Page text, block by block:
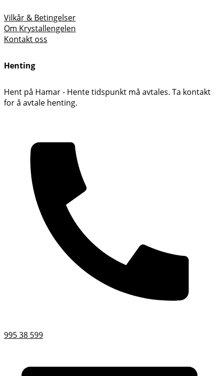
Vilkår & Betingelser
Om Krystallengelen
Kontakt oss
Henting
Hent på Hamar - Hente tidspunkt må avtales. Ta kontakt
for å avtale henting.
995 38 599